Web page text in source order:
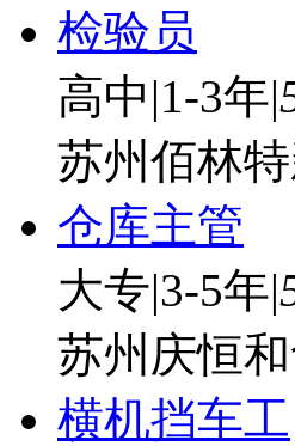
检验员
高中|1-3年|
苏州佰林
仓库主管
大专|3-5年|
苏州庆恒
横机挡车工